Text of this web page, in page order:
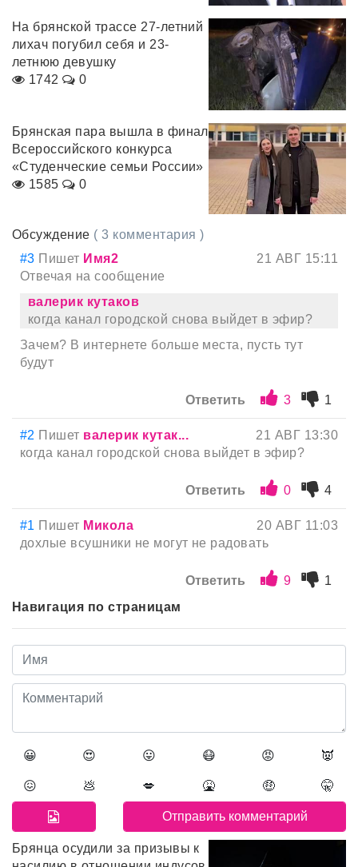
На брянской трассе 27-летний
лихач погубил себя и 23-
летнюю девушку
1742
0
Брянская пара вышла в финал
Всероссийского конкурса
«Студенческие семьи России»
1585
0
Обсуждение ( 3 комментария )
#3 Пишет Имя2
21 АВГ 15:11
Отвечая на сообщение
валерик кутаков
когда канал городской снова выйдет в эфир?
Зачем? В интернете больше места, пусть тут
будут
Ответить 3 1
#2 Пишет валерик кутак...
21 АВГ 13:30
когда канал городской снова выйдет в эфир?
Ответить 0 4
#1 Пишет Микола
20 АВГ 11:03
дохлые всушники не могут не радовать
Ответить 9
1
Навигация по страницам
😀 😍 😛 😷 😡 👿
😖 💩 💋 🤮 🤑 🤫
Брянца осудили за призывы к